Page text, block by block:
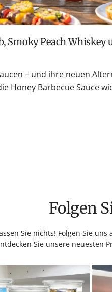
– und ihre neuen
Honey Barbecue Sauce
Folgen
Sie nichts! Folgen Sie
Sie unsere neuesten